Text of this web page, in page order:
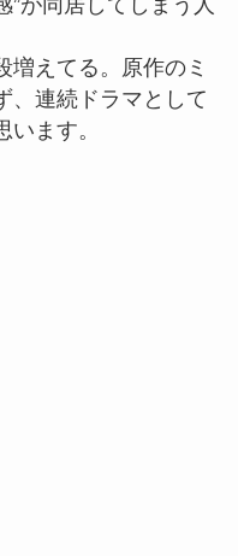
”が同居してしまう人
増えてる。原作のミ
、連続ドラマとして
ます。